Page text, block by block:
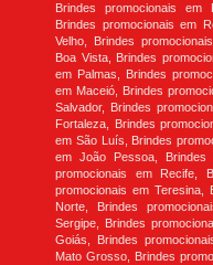
Brindes promocionais em
Brindes promocionais em
Velho, Brindes
Boa Vista, Brindes
em Palmas, Brindes
em Maceió, Brindes
Salvador, Brindes
Fortaleza, Brindes
em São Luís, Brindes
em João Pessoa, Brindes
promocionais em Recife,
promocionais em Teresina,
Norte, Brindes
Sergipe, Brindes
Goiás, Brindes
Mato Grosso, Brindes